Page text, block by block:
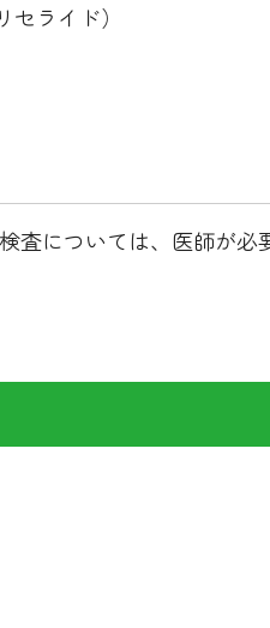
ライド）
については、医師が